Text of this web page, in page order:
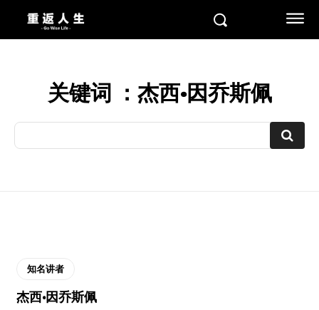
关键词 ： 杰西·因乔斯佩
知名讲者
杰西·因乔斯佩